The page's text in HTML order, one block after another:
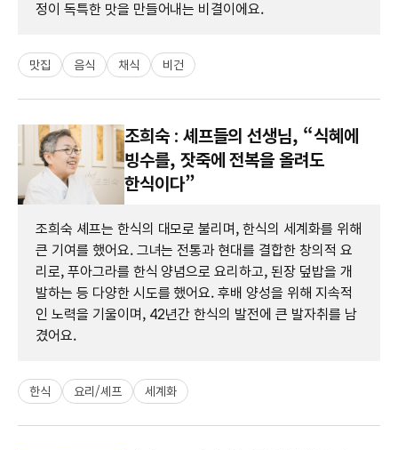
정이 독특한 맛을 만들어내는 비결이에요.
맛집 음식 채식 비건
조희숙 : 셰프들의 선생님, “식혜에
빙수를, 잣죽에 전복을 올려도
한식이다”
조희숙 셰프는 한식의 대모로 불리며, 한식의 세계화를 위해
큰 기여를 했어요. 그녀는 전통과 현대를 결합한 창의적 요
리로, 푸아그라를 한식 양념으로 요리하고, 된장 덮밥을 개
발하는 등 다양한 시도를 했어요. 후배 양성을 위해 지속적
인 노력을 기울이며, 42년간 한식의 발전에 큰 발자취를 남
겼어요.
한식 요리/셰프 세계화